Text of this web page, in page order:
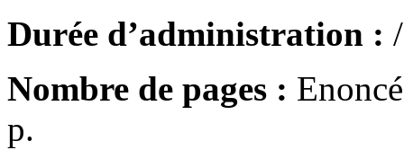
Durée d’administration : /
Nombre de pages :
p.